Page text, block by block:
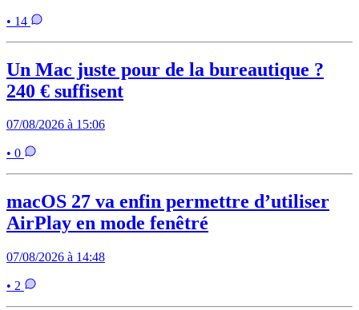
• 14
Un Mac juste pour de la bureautique ?
240 € suffisent
07/08/2026 à 15:06
• 0
macOS 27 va enfin permettre d’utiliser
AirPlay en mode fenêtré
07/08/2026 à 14:48
• 2